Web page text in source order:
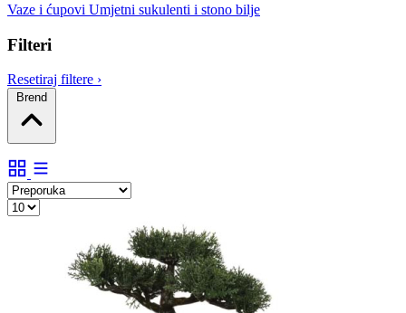
Vaze i ćupovi Umjetni sukulenti i stono bilje
Filteri
Resetiraj filtere ›
Brend